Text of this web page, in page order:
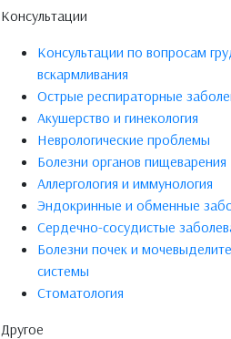
Консультации
Консультации по вопросам
вскармливания
Острые респираторные
Акушерство и гинекология
Неврологические проблемы
Болезни органов пищеварения
Аллергология и иммунология
Эндокринные и обменные
Сердечно-сосудистые
Болезни почек и
системы
Стоматология
Другое